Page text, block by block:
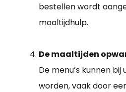
bestellen wordt
maaltijdhulp.
De maaltijden
De menu’s kunnen
worden, vaak door